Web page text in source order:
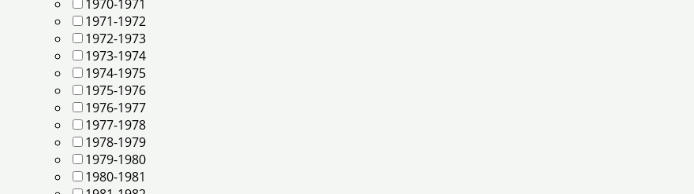
1970-1971
1971-1972
1972-1973
1973-1974
1974-1975
1975-1976
1976-1977
1977-1978
1978-1979
1979-1980
1980-1981